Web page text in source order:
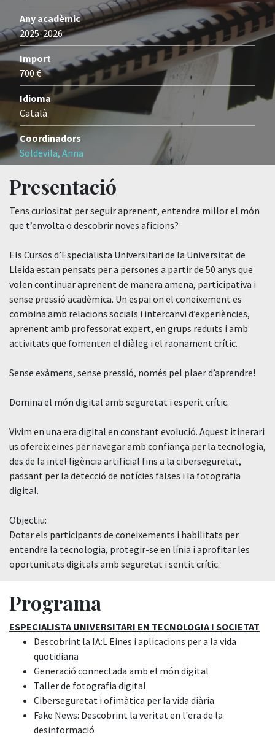
Any acadèmic
2025-2026
Import
700 €
Idioma
Català
Coordinadors
Soldevila, Anna
Presentació
Tens curiositat per seguir aprenent, entendre millor el món
que t’envolta o descobrir noves aficions?
Els Cursos d’Especialista Universitari de la Universitat de
Lleida estan pensats per a persones a partir de 50 anys que
volen continuar aprenent de manera amena, participativa i
sense pressió acadèmica. Un espai on el coneixement es
combina amb relacions socials i intercanvi d’experiències,
aprenent amb professorat expert, en grups reduïts i amb
activitats que fomenten el diàleg i el raonament crític.
Sense exàmens, sense pressió, només pel plaer d’aprendre!
Domina el món digital amb seguretat i esperit crític.
Vivim en una era digital en constant evolució. Aquest itinerari
us ofereix eines per navegar amb confiança per la tecnologia,
des de la intel·ligència artificial fins a la ciberseguretat,
passant per la detecció de notícies falses i la fotografia
digital.
Objectiu:
Dotar els participants de coneixements i habilitats per
entendre la tecnologia, protegir-se en línia i aprofitar les
oportunitats digitals amb seguretat i sentit crític.
Programa
ESPECIALISTA UNIVERSITARI EN TECNOLOGIA I SOCIETAT
Descobrint la IA:L Eines i aplicacions per a la vida
quotidiana
Generació connectada amb el món digital
Taller de fotografia digital
Ciberseguretat i ofimàtica per la vida diària
Fake News: Descobrint la veritat en l'era de la
desinformació